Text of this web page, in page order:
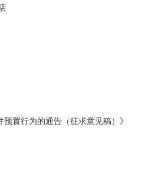
置行为的通告（征求意见稿）》